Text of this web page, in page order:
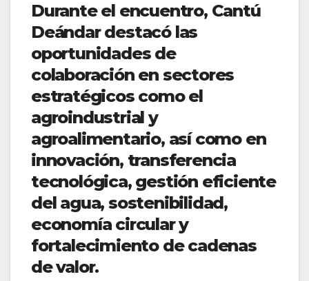
Durante el encuentro, Cantú
Deándar destacó las
oportunidades de
colaboración en sectores
estratégicos como el
agroindustrial y
agroalimentario, así como en
innovación, transferencia
tecnológica, gestión eficiente
del agua, sostenibilidad,
economía circular y
fortalecimiento de cadenas
de valor.